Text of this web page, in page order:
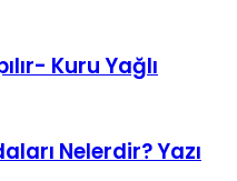
Kuru Yağlı
Nelerdir? Yazı